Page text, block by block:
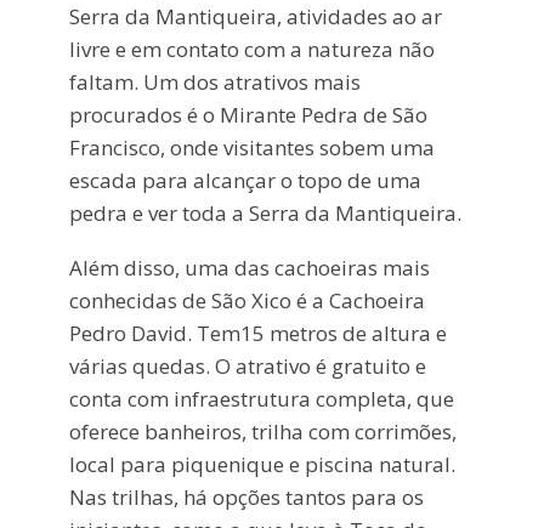
Serra da Mantiqueira, atividades ao ar
livre e em contato com a natureza não
faltam. Um dos atrativos mais
procurados é o Mirante Pedra de São
Francisco, onde visitantes sobem uma
escada para alcançar o topo de uma
pedra e ver toda a Serra da Mantiqueira.
Além disso, uma das cachoeiras mais
conhecidas de São Xico é a Cachoeira
Pedro David. Tem15 metros de altura e
várias quedas. O atrativo é gratuito e
conta com infraestrutura completa, que
oferece banheiros, trilha com corrimões,
local para piquenique e piscina natural.
Nas trilhas, há opções tantos para os